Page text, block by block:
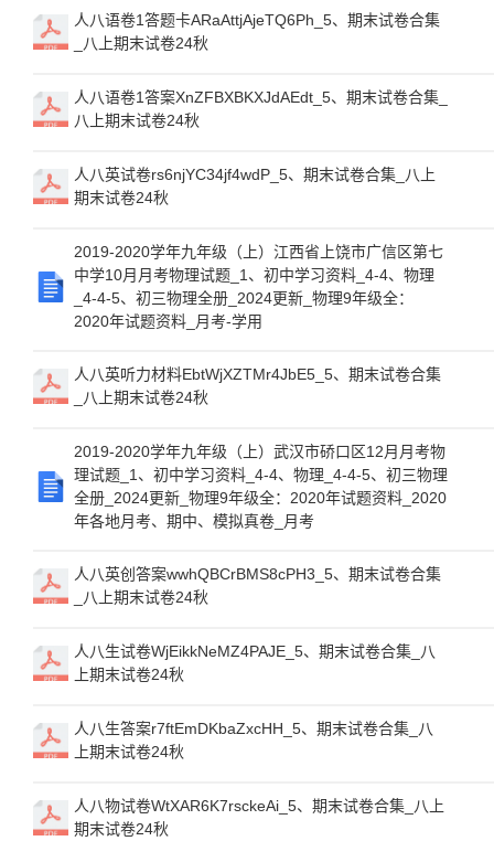
人八语卷1答题卡ARaAttjAjeTQ6Ph_5、期末试卷合集
_八上期末试卷24秋
人八语卷1答案XnZFBXBKXJdAEdt_5、期末试卷合集_
八上期末试卷24秋
人八英试卷rs6njYC34jf4wdP_5、期末试卷合集_八上
期末试卷24秋
2019-2020学年九年级（上）江西省上饶市广信区第七
中学10月月考物理试题_1、初中学习资料_4-4、物理
_4-4-5、初三物理全册_2024更新_物理9年级全：
2020年试题资料_月考-学用
人八英听力材料EbtWjXZTMr4JbE5_5、期末试卷合集
_八上期末试卷24秋
2019-2020学年九年级（上）武汉市硚口区12月月考物
理试题_1、初中学习资料_4-4、物理_4-4-5、初三物理
全册_2024更新_物理9年级全：2020年试题资料_2020
年各地月考、期中、模拟真卷_月考
人八英创答案wwhQBCrBMS8cPH3_5、期末试卷合集
_八上期末试卷24秋
人八生试卷WjEikkNeMZ4PAJE_5、期末试卷合集_八
上期末试卷24秋
人八生答案r7ftEmDKbaZxcHH_5、期末试卷合集_八
上期末试卷24秋
人八物试卷WtXAR6K7rsckeAi_5、期末试卷合集_八上
期末试卷24秋